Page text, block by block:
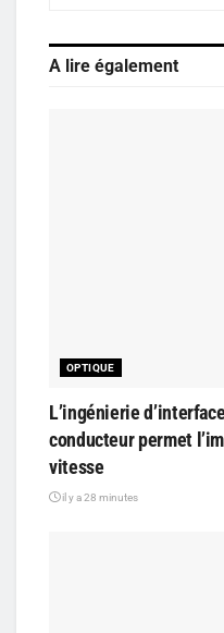
A lire également
OPTIQUE
L’ingénierie
conducteur permet
vitesse
il y a 28 minutes